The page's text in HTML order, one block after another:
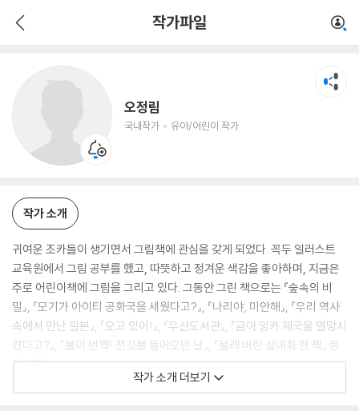
작가파일
오정림
국내작가 유아/어린이 작가
유아/어린이 작가
작가 소개
귀여운 조카들이 생기면서 그림책에 관심을 갖게 되었다. 꼭두 일러스트
교육원에서 그림 공부를 했고, 따뜻하고 정겨운 색감을 좋아하며, 지금은
주로 어린이책에 그림을 그리고 있다. 그동안 그린 책으로는 『숲속의 비
밀』, 『모기가 아이티 공화국을 세웠다고?』, 『나리야, 미안해』, 『우리 역사
속에서 만난 일본』, 『오고 있어!』, 『우산도서관』, 『금이 잉카 제국을 멸망시
켰다고?』, 『불이 번쩍! 전깃불 들어오던 날』, 『몰래 버린 실내화 한 짝』 등
이 있다.
작가 소개 더보기